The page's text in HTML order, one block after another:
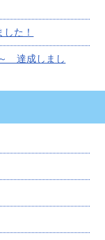
た！
達成しまし